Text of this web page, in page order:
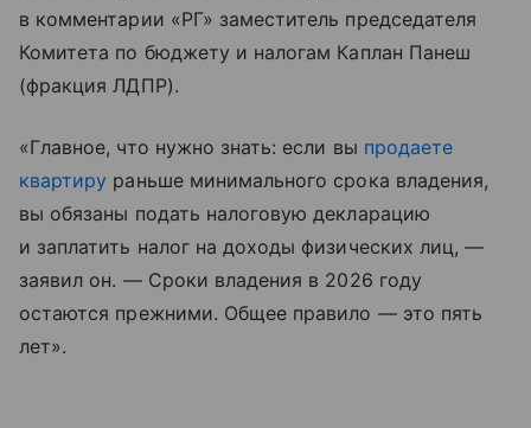
в комментарии «РГ» заместитель председателя
Комитета по бюджету и налогам Каплан Панеш
(фракция ЛДПР).
«Главное, что нужно знать: если вы продаете
квартиру раньше минимального срока владения,
вы обязаны подать налоговую декларацию
и заплатить налог на доходы физических лиц, —
заявил он. — Сроки владения в 2026 году
остаются прежними. Общее правило — это пять
лет».